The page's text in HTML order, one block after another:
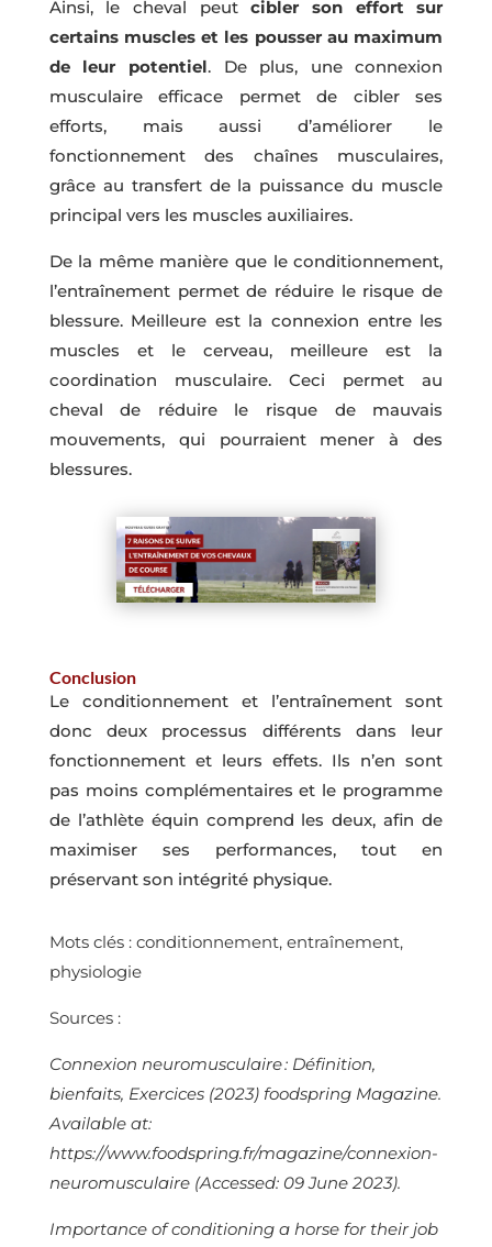
Ainsi, le cheval peutcibler son effort sur
certains muscles et les pousser au maximum
de leur potentiel. De plus, une connexion
musculaire efficace permet de cibler ses
efforts, mais aussi d’améliorer le
fonctionnement des chaînes musculaires,
grâce au transfert de la puissance du muscle
principal vers les muscles auxiliaires.
De la même manière que le conditionnement,
l’entraînement permet de réduire le risque de
blessure. Meilleure est la connexion entre les
muscles et le cerveau, meilleure est la
coordination musculaire. Ceci permet au
cheval de réduire le risque de mauvais
mouvements, qui pourraient mener à des
blessures.
Conclusion
Le conditionnement et l’entraînement sont
donc deux processus différents dans leur
fonctionnement et leurs effets. Ils n’en sont
pas moins complémentaires et le programme
de l’athlète équin comprend les deux, afin de
maximiser ses performances, tout en
préservant son intégrité physique.
Mots clés : conditionnement, entraînement,
physiologie
Sources :
Connexion neuromusculaire : Définition,
bienfaits, Exercices (2023) foodspring Magazine.
Available at:
https://www.foodspring.fr/magazine/connexion-
neuromusculaire (Accessed: 09 June 2023).
Importance of conditioning a horse for their job